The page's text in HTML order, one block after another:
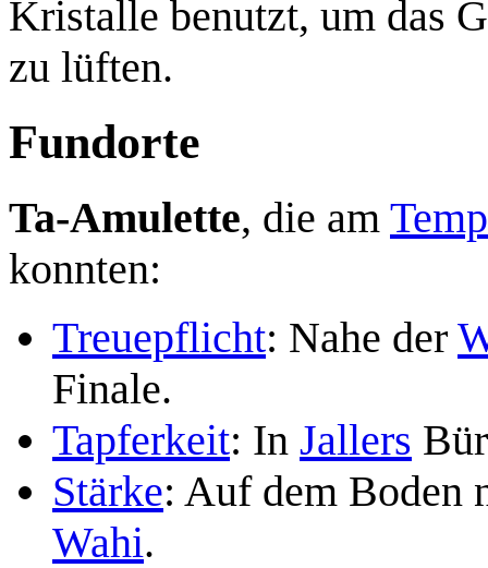
Kristalle benutzt, um das
zu lüften.
Fundorte
Ta-Amulette, die am
konnten:
Treuepflicht: Nahe der
Finale.
Tapferkeit: In Jallers
Stärke: Auf dem Boden
Wahi.